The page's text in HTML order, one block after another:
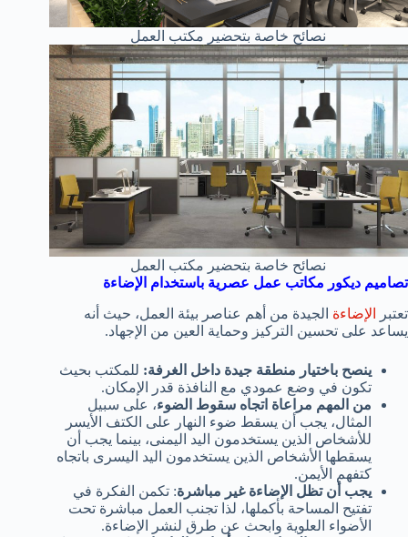
نصائح خاصة بتحضير مكتب العمل
نصائح خاصة بتحضير مكتب العمل
تصاميم ديكور مكاتب عمل عصرية باستخدام الإضاءة
تعتبر
الإضاءة الجيدة من أهم عناصر بيئة العمل، حيث أنه
يساعد على تحسين التركيز وحماية العين من الإجهاد.
ينصح باختيار منطقة جيدة داخل الغرفة: للمكتب بحيث
تكون في وضع عمودي مع النافذة قدر الإمكان.
من المهم مراعاة اتجاه سقوط الضوء، على سبيل
المثال، يجب أن يسقط ضوء النهار على الكتف الأيسر
للأشخاص الذين يستخدمون اليد اليمنى، بينما يجب أن
يسقطها الأشخاص الذين يستخدمون اليد اليسرى باتجاه
كتفهم الأيمن.
يجب أن تظل الإضاءة غير مباشرة: تكمن الفكرة في
تفتيح المساحة بأكملها، لذا تجنب العمل مباشرة تحت
الأضواء العلوية وابحث عن طرق لنشر الإضاءة.